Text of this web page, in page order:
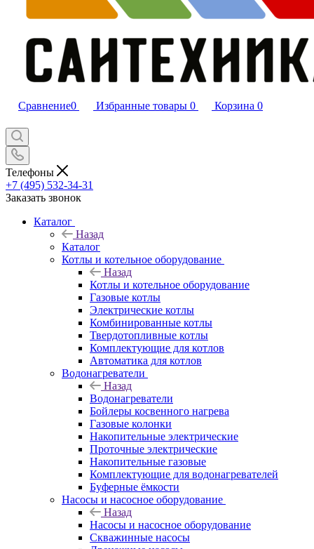
Сравнение0 Избранные товары 0 Корзина 0
Телефоны
+7 (495) 532‑34‑31
Заказать звонок
Каталог
Назад
Каталог
Котлы и котельное оборудование
Назад
Котлы и котельное оборудование
Газовые котлы
Электрические котлы
Комбинированные котлы
Твердотопливные котлы
Комплектующие для котлов
Автоматика для котлов
Водонагреватели
Назад
Водонагреватели
Бойлеры косвенного нагрева
Газовые колонки
Накопительные электрические
Проточные электрические
Накопительные газовые
Комплектующие для водонагревателей
Буферные ёмкости
Насосы и насосное оборудование
Назад
Насосы и насосное оборудование
Скважинные насосы